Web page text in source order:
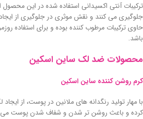
ترکیبات آنتی اکسیدانی استفاده شده در این
جلوگیری می کنند و نقش موثری در جلوگیری از
حاوی ترکیبات مرطوب کننده بوده و برای استفاده
باشد.
محصولات ضد لک ساین اسکین
کرم روشن کننده ساین اسکین
با مهار تولید رنگدانه های ملانین در پوست، از
کرده و باعث روشن تر شدن و شفاف شدن پوست می